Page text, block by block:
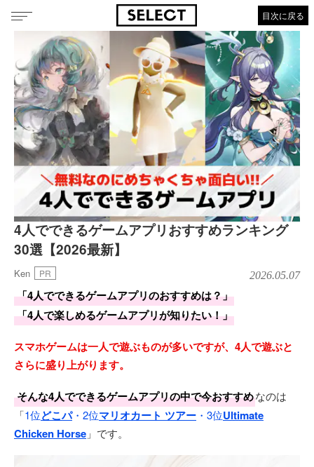
目次に戻る
4人でできるゲームアプリおすすめランキング
30選【2026最新】
Ken PR 2026.05.07
「4人でできるゲームアプリのおすすめは？」
「4人で楽しめるゲームアプリが知りたい！」
スマホゲームは一人で遊ぶものが多いですが、4人で遊ぶと
さらに盛り上がります。
そんな4人でできるゲームアプリの中で今おすすめなのは
「1位どこパ・2位マリオカート ツアー ・3位Ultimate
Chicken Horse 」です。